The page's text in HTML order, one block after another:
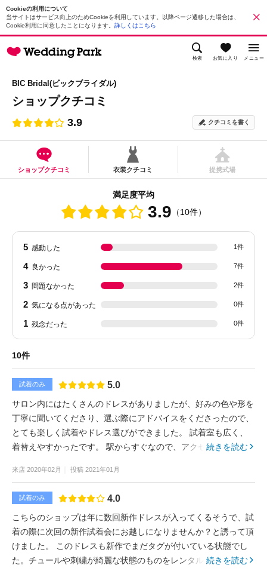
Cookieの利用について
当サイトはサービス向上のためCookieを利用しています。以降ページ遷移した場合は、
Cookie利用に同意したことになります。 詳しくはこちら
検索 お気に入り メニュー
BIC Bridal(ビックブライダル)
ショップクチコミ
3.9 クチコミを書く
ショップクチコミ 衣装クチコミ 提携式場
満足度平均
3.9 （10件）
5 感動した 1件
4 良かった 7件
3 問題なかった 2件
2 気になる点があった 0件
1 残念だった 0件
10件
試着のみ 5.0
サロン内にはたくさんのドレスがありましたが、好みの色や形を
丁寧に聞いてくださり、選ぶ際にアドバイスをくださったので、
とても楽しく試着やドレス選びができました。 試着室も広く、
着替えやすかったです。 駅からすぐなので、アクセスも良いで
続きを読む
来店 2020年02月 投稿 2021年01月
試着のみ 4.0
こちらのショップは年に数回新作ドレスが入ってくるそうで、試
着の際に次回の新作試着会にお越しになりませんか？と誘って頂
けました。 このドレスも新作でまだタグが付いている状態でし
た。チュールや刺繍が綺麗な状態のものをレンタルされたい方
続きを読む